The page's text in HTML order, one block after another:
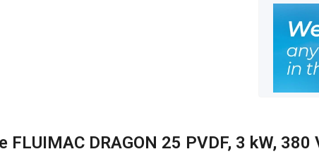
DRAGON 25 PVDF, 3 kW, 380